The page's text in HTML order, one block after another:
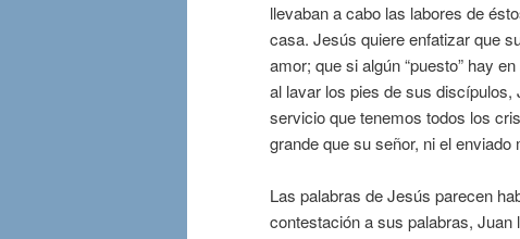
llevaban a cabo las labores de
casa. Jesús quiere enfatizar que
amor; que si algún “puesto” hay
al lavar los pies de sus
servicio que tenemos todos los
grande que su señor, ni el
Las palabras de Jesús parecen
contestación a sus palabras, Juan